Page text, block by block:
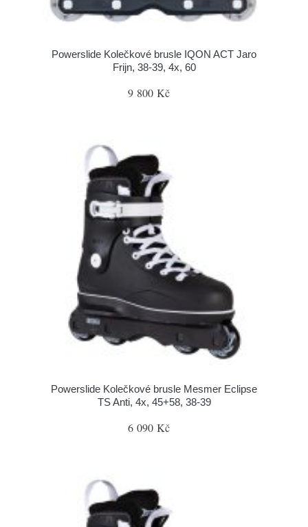
Powerslide Kolečkové brusle IQON ACT Jaro
Frijn, 38-39, 4x, 60
9 800 Kč
Powerslide Kolečkové brusle Mesmer Eclipse
TS Anti, 4x, 45+58, 38-39
6 090 Kč